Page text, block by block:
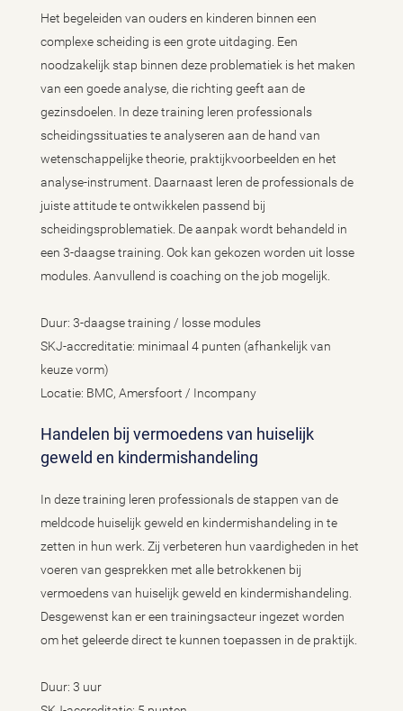
Het begeleiden van ouders en kinderen binnen een
complexe scheiding is een grote uitdaging. Een
noodzakelijk stap binnen deze problematiek is het maken
van een goede analyse, die richting geeft aan de
gezinsdoelen. In deze training leren professionals
scheidingssituaties te analyseren aan de hand van
wetenschappelijke theorie, praktijkvoorbeelden en het
analyse-instrument. Daarnaast leren de professionals de
juiste attitude te ontwikkelen passend bij
scheidingsproblematiek. De aanpak wordt behandeld in
een 3-daagse training. Ook kan gekozen worden uit losse
modules. Aanvullend is coaching on the job mogelijk.
Duur: 3-daagse training / losse modules
SKJ-accreditatie: minimaal 4 punten (afhankelijk van
keuze vorm)
Locatie: BMC, Amersfoort / Incompany
Handelen bij vermoedens van huiselijk
geweld en kindermishandeling
In deze training leren professionals de stappen van de
meldcode huiselijk geweld en kindermishandeling in te
zetten in hun werk. Zij verbeteren hun vaardigheden in het
voeren van gesprekken met alle betrokkenen bij
vermoedens van huiselijk geweld en kindermishandeling.
Desgewenst kan er een trainingsacteur ingezet worden
om het geleerde direct te kunnen toepassen in de praktijk.
Duur: 3 uur